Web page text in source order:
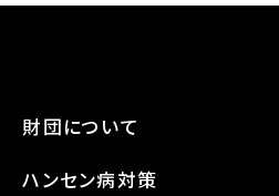
財団について
ハンセン病対策